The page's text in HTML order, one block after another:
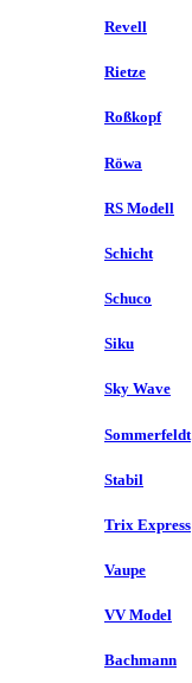
Revell
Rietze
Roßkopf
Röwa
RS Modell
Schicht
Schuco
Siku
Sky Wave
Sommerfeldt
Stabil
Trix Express
Vaupe
VV Model
Bachmann